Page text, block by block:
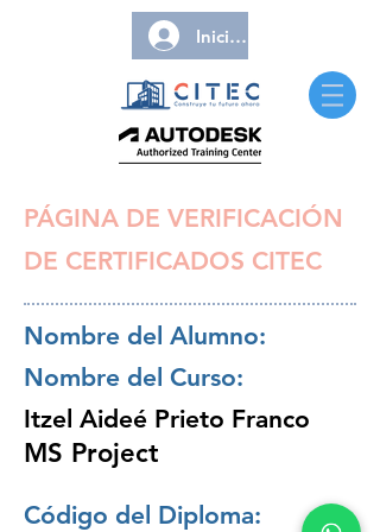
Iniciar sesión
PÁGINA DE VERIFICACIÓN
DE CERTIFICADOS CITEC
Nombre del Alumno:
Nombre del Curso:
Itzel Aideé Prieto Franco
MS Project
Código del Diploma: